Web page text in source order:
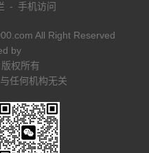
- 手机访问
All Right Reserved
by
权所有
任何机构无关